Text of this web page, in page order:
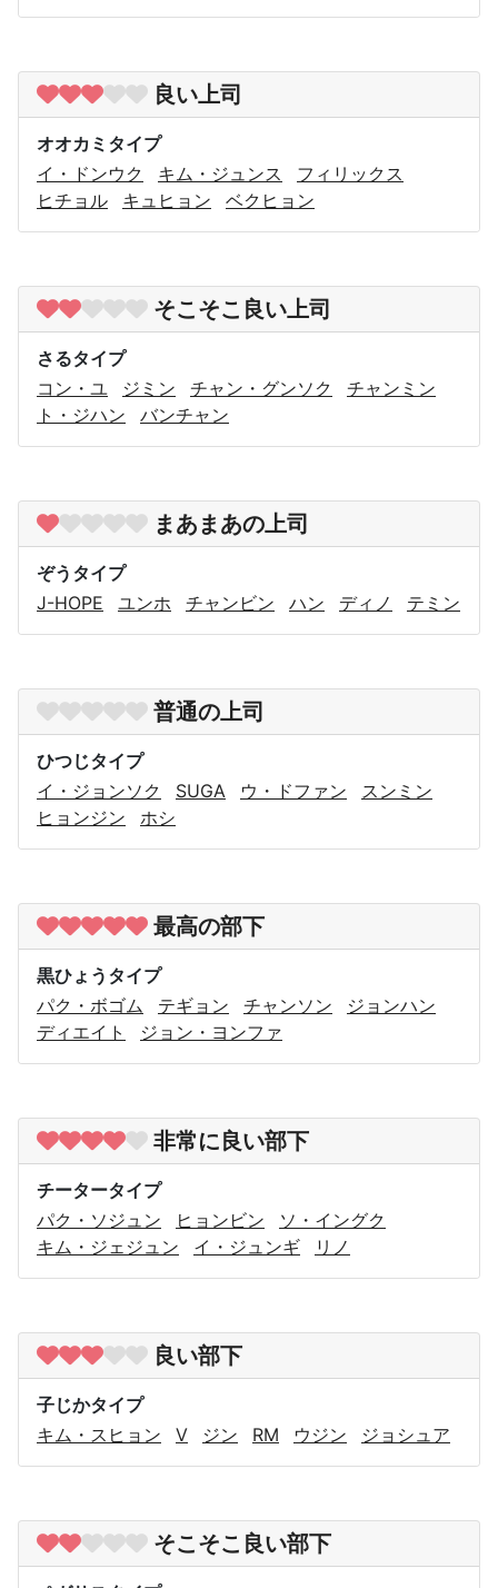
良い上司
オオカミタイプ
イ・ドンウク
キム・ジュンス
フィリックス
ヒチョル
キュヒョン ベクヒョン
そこそこ良い上司
さるタイプ
コン・ユ
ジミン チャン・グンソク
チャンミン
ト・ジハン
バンチャン
まあまあの上司
ぞうタイプ
J-HOPE
ユンホ チャンビン ハン ディノ テミン
普通の上司
ひつじタイプ
イ・ジョンソク
SUGA ウ・ドファン
スンミン
ヒョンジン
ホシ
最高の部下
黒ひょうタイプ
パク・ボゴム
テギョン チャンソン
ジョンハン
ディエイト
ジョン・ヨンファ
非常に良い部下
チータータイプ
パク・ソジュン
ヒョンビン
ソ・イングク
キム・ジェジュン
イ・ジュンギ リノ
良い部下
子じかタイプ
キム・スヒョン
V ジン RM ウジン ジョシュア
そこそこ良い部下